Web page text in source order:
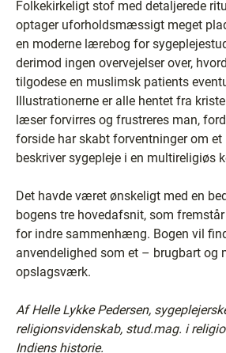
Folkekirkeligt stof med detaljerede
optager uforholdsmæssigt meget
en moderne lærebog for
derimod ingen overvejelser over,
tilgodese en muslimsk patients
Illustrationerne er alle hentet fra
læser forvirres og frustreres man,
forside har skabt forventninger om et
beskriver sygepleje i en multireligiøs
Det havde været ønskeligt med en
bogens tre hovedafsnit, som
for indre sammenhæng. Bogen vil
anvendelighed som et – brugbart og
opslagsværk.
Af Helle Lykke Pedersen,
religionsvidenskab, stud.mag. i
Indiens historie.